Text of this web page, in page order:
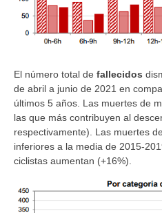
El número total de fallecidos
de abril a junio de 2021 en
últimos 5 años. Las muertes de
las que más contribuyen al
respectivamente). Las muertes
inferiores a la media de 2015-
ciclistas aumentan (+16%).